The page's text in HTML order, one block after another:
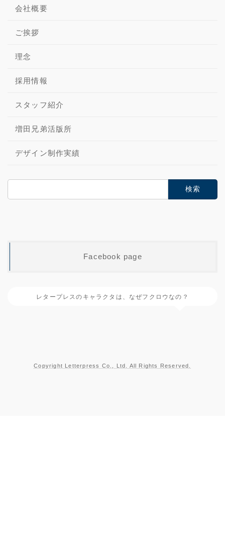
会社概要
ご挨拶
理念
採用情報
スタッフ紹介
増田兄弟活版所
デザイン制作実績
索:
Facebook page
レタープレスのキャラクタは、なぜフクロウなの？
Copyright Letterpress Co., Ltd. All Rights Reserved.